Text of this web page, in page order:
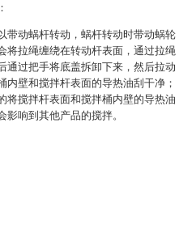
带动蜗杆转动，蜗杆转动时带动蜗轮
将拉绳缠绕在转动杆表面，通过拉绳
通过把手将底盖拆卸下来，然后拉动
壁和搅拌杆表面的导热油刮干净；
将搅拌杆表面和搅拌桶内壁的导热油
响到其他产品的搅拌。